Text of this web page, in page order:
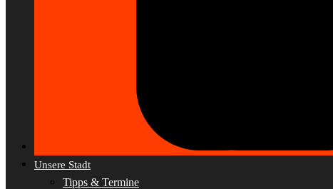
Unsere Stadt
Tipps & Termine